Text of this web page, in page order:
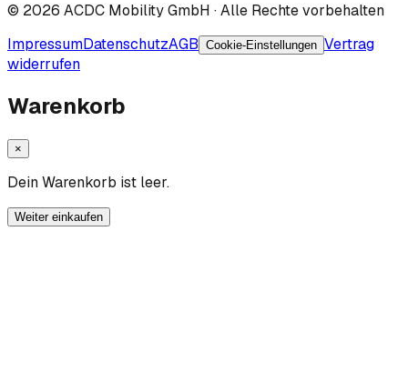
© 2026 ACDC Mobility GmbH · Alle Rechte vorbehalten
ImpressumDatenschutzAGB Cookie-Einstellungen Vertrag
widerrufen
Warenkorb
×
Dein Warenkorb ist leer.
Weiter einkaufen